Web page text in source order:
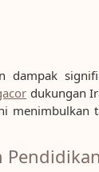
dukungan